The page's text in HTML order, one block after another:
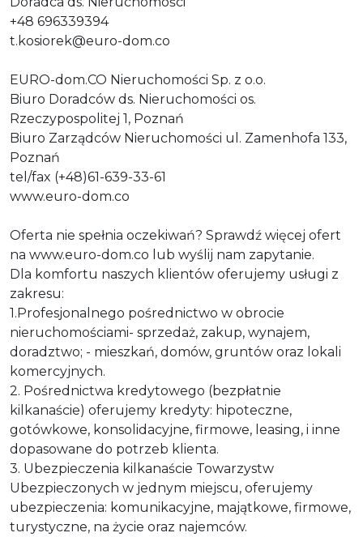
+48 696339394
t.kosiorek@euro-dom.co
EURO-dom.CO Nieruchomości Sp. z o.o.
Biuro Doradców ds. Nieruchomości os.
Rzeczypospolitej 1, Poznań
Biuro Zarządców Nieruchomości ul. Zamenhofa 133,
Poznań
tel/fax (+48)61-639-33-61
www.euro-dom.co
Oferta nie spełnia oczekiwań? Sprawdź więcej ofert
na www.euro-dom.co lub wyślij nam zapytanie.
Dla komfortu naszych klientów oferujemy usługi z
zakresu:
1.Profesjonalnego pośrednictwo w obrocie
nieruchomościami- sprzedaż, zakup, wynajem,
doradztwo; - mieszkań, domów, gruntów oraz lokali
komercyjnych.
2. Pośrednictwa kredytowego (bezpłatnie
kilkanaście) oferujemy kredyty: hipoteczne,
gotówkowe, konsolidacyjne, firmowe, leasing, i inne
dopasowane do potrzeb klienta.
3. Ubezpieczenia kilkanaście Towarzystw
Ubezpieczonych w jednym miejscu, oferujemy
ubezpieczenia: komunikacyjne, majątkowe, firmowe,
turystyczne, na życie oraz najemców.